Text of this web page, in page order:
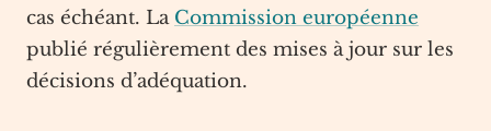
cas échéant. La Commission européenne
publié régulièrement des mises à jour sur les
décisions d’adéquation.